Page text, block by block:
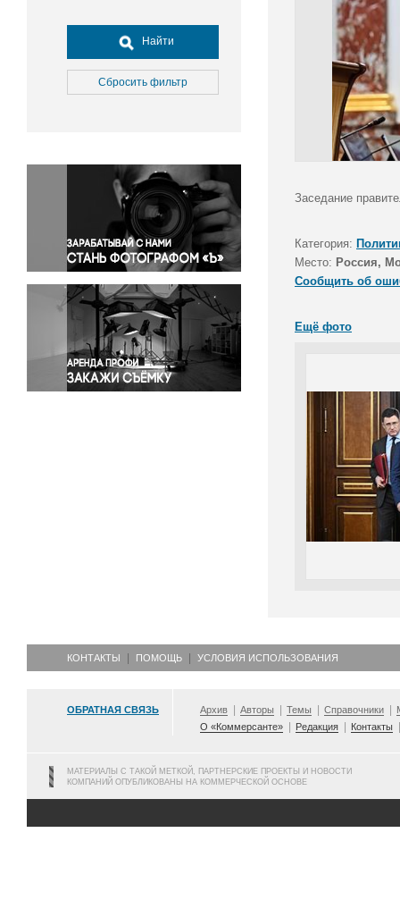
Досуг, туризм и отдых
Культура
Медицина
Окружающая среда
Политика
Правосудие
Происшествия и конфликты
Религия
Светская жизнь
Спорт
Экология
Экономика и бизнес
Найти
Сбросить фильтр
Заседание
Категория:
Место: Россия,
Сообщить об
Ещё фото
КОНТАКТЫ ПОМОЩЬ УСЛОВИЯ ИСПОЛЬЗОВАНИЯ
ОБРАТНАЯ СВЯЗЬ Архив Авторы Темы Справочники
О «Коммерсанте»
Редакция Контакты
МАТЕРИАЛЫ С ТАКОЙ МЕТКОЙ, ПАРТНЕРСКИЕ ПРОЕКТЫ И НОВОСТИ
КОМПАНИЙ ОПУБЛИКОВАНЫ НА КОММЕРЧЕСКОЙ ОСНОВЕ